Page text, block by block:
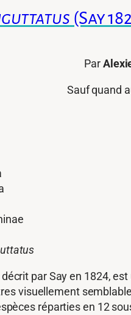
(Say
Par
Sauf quand
décrit par Say en 1824,
visuellement
réparties en 12